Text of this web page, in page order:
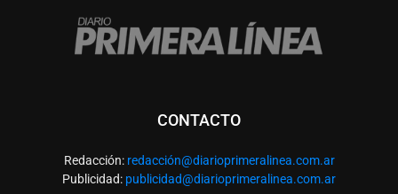
CONTACTO
Redacción: redacción@diarioprimeralinea.com.ar
Publicidad: publicidad@diarioprimeralinea.com.ar